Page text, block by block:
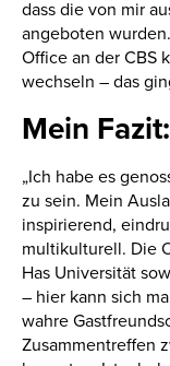
dass die von mir
angeboten
Office an der CBS
wechseln – das
Mein Fazit:
„Ich habe es
zu sein. Mein
inspirierend,
multikulturell. Die
Has Universität
– hier kann sich
wahre
Zusammentreffen